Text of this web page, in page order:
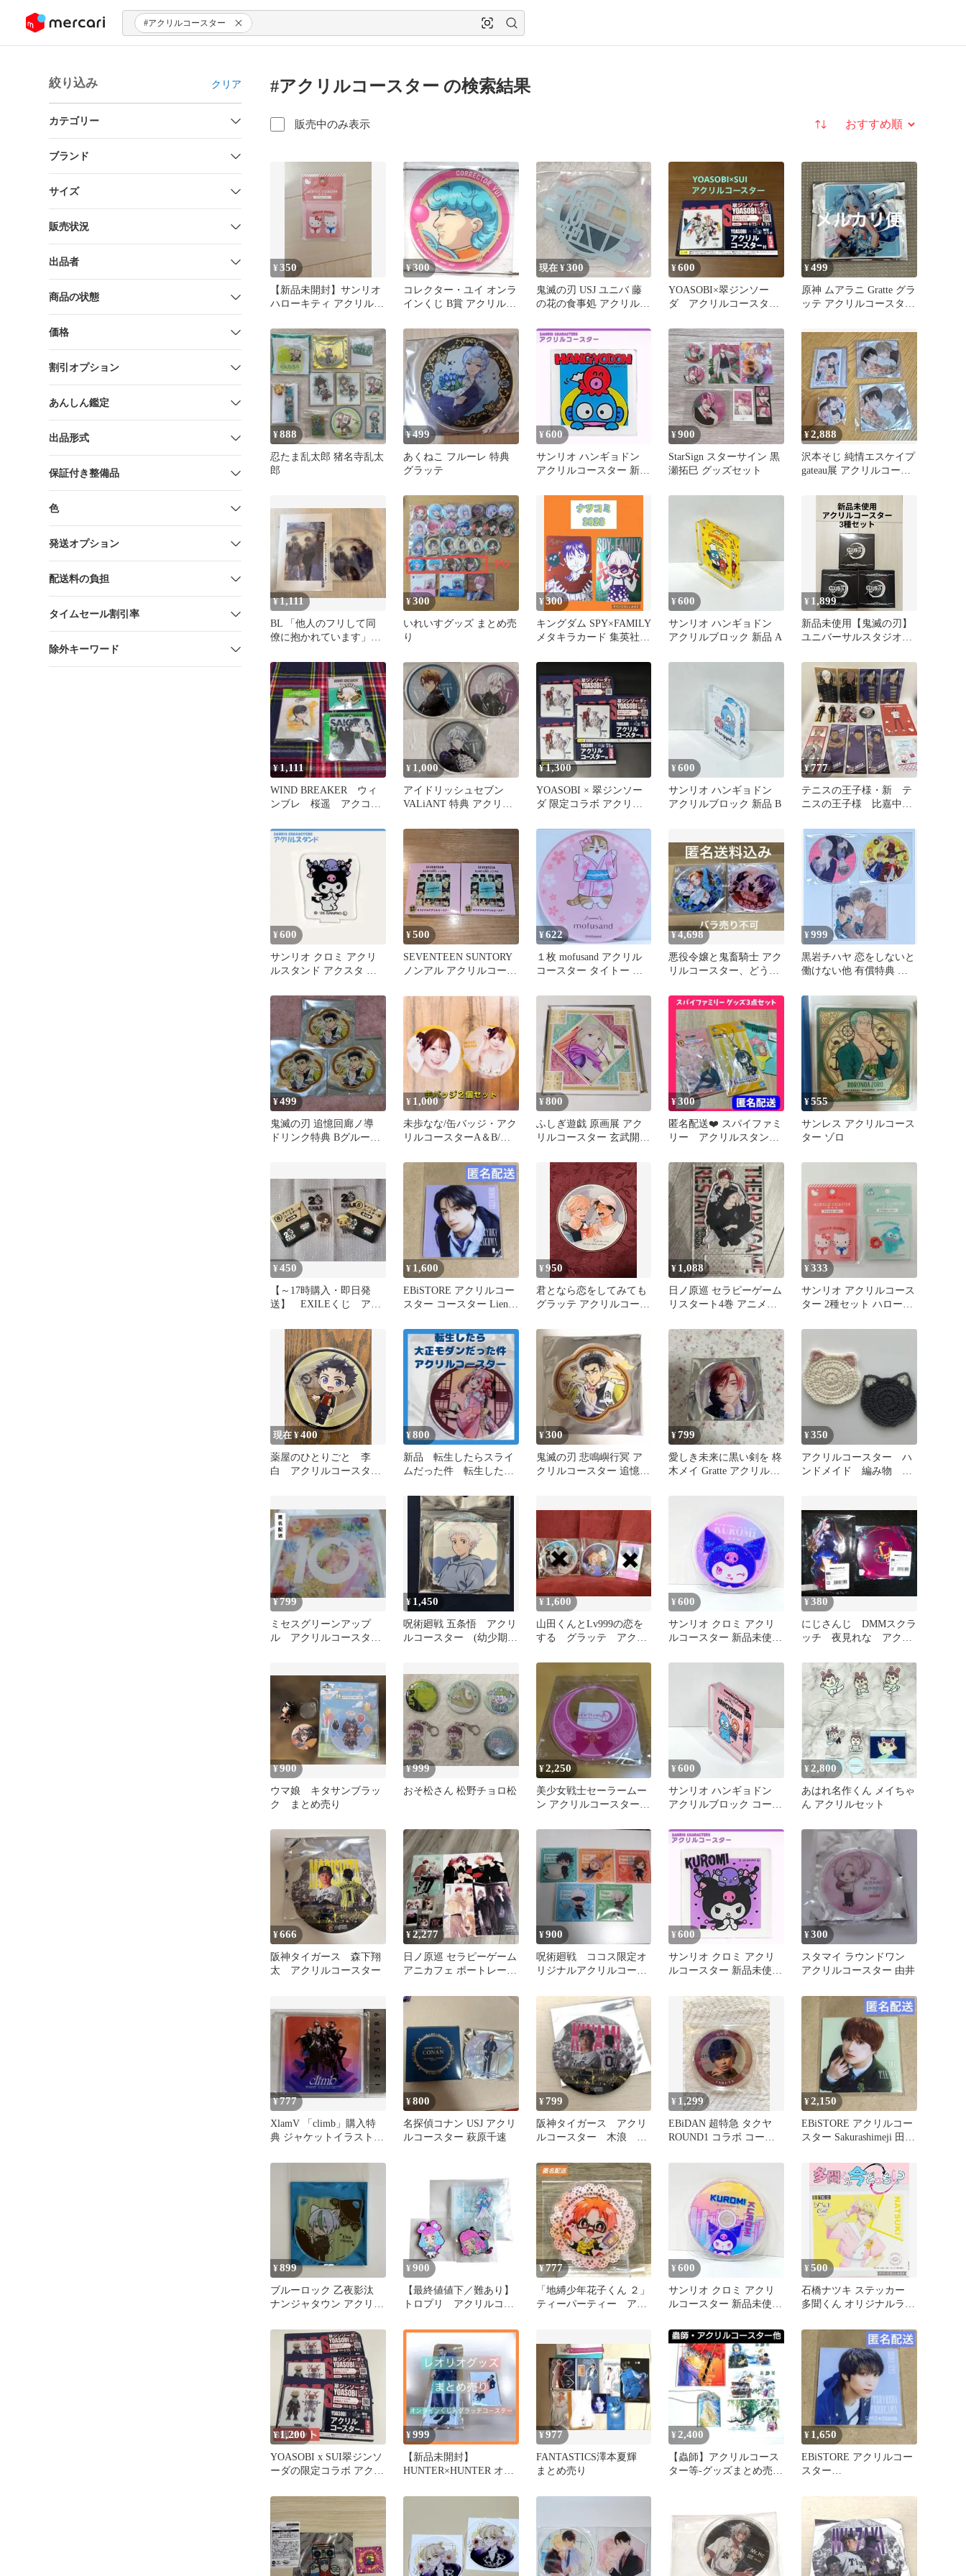
ツにスキップ #アクリルコースター
絞り込み クリア
カテゴリー
ブランド
サイズ
販売状況
出品者
商品の状態
価格
割引オプション
あんしん鑑定
出品形式
保証付き整備品
色
発送オプション
配送料の負担
タイムセール割引率
除外キーワード
#アクリルコースター の検索結果
販売中のみ表示 並び替え
¥350
【新品未開封】サンリオ
ハローキティ アクリルコ
¥300
コレクター・ユイ オンラ
インくじ B賞 アクリルコ
現在 ¥300
鬼滅の刃 USJ ユニバ 藤
の花の食事処 アクリル
¥600
YOASOBI×翠ジンソー
ダ アクリルコースタ
¥499
原神 ムアラニ Gratte グラ
ッテ アクリルコースター
¥888
忍たま乱太郎 猪名寺乱太
郎
¥499
あくねこ フルーレ 特典
グラッテ
¥600
サンリオ ハンギョドン
アクリルコースター 新品
¥900
StarSign スターサイン 黒
瀬拓巳 グッズセット
¥2,888
沢本そじ 純情エスケイプ
gateau展 アクリルコース
¥1,111
BL 「他人のフリして同
僚に抱かれています」コ
コースター
¥300
いれいすグッズ まとめ売
り
¥300
キングダム SPY×FAMILY
メタキラカード 集英社
¥600
サンリオ ハンギョドン
アクリルブロック 新品 A
¥ 1,899
新品未使用【鬼滅の刃】
ユニバーサルスタジオジ
ー セット
¥1,111
WIND BREAKER ウィ
ンブレ 桜遥 アクコー
¥ 1,000
アイドリッシュセブン
VALiANT 特典 アクリル
¥1,300
YOASOBI × 翠ジンソー
ダ 限定コラボ アクリル
¥600
サンリオ ハンギョドン
アクリルブロック 新品 B
¥777
テニスの王子様・新 テ
ニスの王子様 比嘉中学
高校生メンバー
¥600
サンリオ クロミ アクリ
ルスタンド アクスタ 新
¥500
SEVENTEEN SUNTORY
ノンアル アクリルコース
¥622
１枚 mofusand アクリル
コースター タイトー 限
¥4,698
悪役令嬢と鬼畜騎士 アク
リルコースター、どうせ
コースター
¥999
黒岩チハヤ 恋をしないと
働けない他 有償特典 グ
ー 3点
¥499
鬼滅の刃 追憶回廊ノ導
ドリンク特典 Bグループ
¥ 1,000
未歩なな/缶バッジ・アク
リルコースターA＆B/セ
¥800
ふしぎ遊戯 原画展 アク
リルコースター 玄武開伝
¥300
匿名配送❤️ スパイファミ
リー アクリルスタン
リルコースター
¥555
サンレス アクリルコース
ター ゾロ
¥450
【～17時購入・即日発
送】 EXILEくじ アク
メンディー
¥ 1,600
EBiSTORE アクリルコー
スター コースター Lienel
¥950
君となら恋をしてみても
グラッテ アクリルコース
¥ 1,088
日ノ原巡 セラピーゲーム
リスタート4巻 アニメイ
¥333
サンリオ アクリルコース
ター 2種セット ハローキ
現在 ¥400
薬屋のひとりごと 李
白 アクリルコースタ
¥800
新品 転生したらスライ
ムだった件 転生したら
ースタ シュナ
¥300
鬼滅の刃 悲鳴嶼行冥 ア
クリルコースター 追憶回
¥799
愛しき未来に黒い剣を 柊
木メイ Gratte アクリルコ
¥350
アクリルコースター ハ
ンドメイド 編み物 ネ
¥799
ミセスグリーンアップ
ル アクリルコースタ
¥ 1,450
呪術廻戦 五条悟 アクリ
ルコースター (幼少期)
¥ 1,600
山田くんとLv999の恋を
する グラッテ アクリ
¥600
サンリオ クロミ アクリ
ルコースター 新品未使用
¥380
にじさんじ DMMスクラ
ッチ 夜見れな アクス
¥900
ウマ娘 キタサンブラッ
ク まとめ売り
¥999
おそ松さん 松野チョロ松
¥2,250
美少女戦士セーラームー
ン アクリルコースター
¥600
サンリオ ハンギョドン
アクリルブロック コース
¥2,800
あはれ名作くん メイちゃ
ん アクリルセット
¥666
阪神タイガース 森下翔
太 アクリルコースター
¥2,277
日ノ原巡 セラピーゲーム
アニカフェ ポートレー
ドセット
¥900
呪術廻戦 ココス限定オ
リジナルアクリルコース
¥600
サンリオ クロミ アクリ
ルコースター 新品未使用
¥300
スタマイ ラウンドワン
アクリルコースター 由井
¥777
XlamV 「climb」購入特
典 ジャケットイラスト
¥800
名探偵コナン USJ アクリ
ルコースター 萩原千速
¥ 799
阪神タイガース アクリ
ルコースター 木浪 新
¥ 1,299
EBiDAN 超特急 タクヤ
ROUND1 コラボ コース
¥2,150
EBiSTORE アクリルコー
スター Sakurashimeji 田中
¥899
ブルーロック 乙夜影汰
ナンジャタウン アクリル
カー
¥ 900
【最終値値下／難あり】
トロプリ アクリルコー
アラメール）
¥777
「地縛少年花子くん ２」
ティーパーティー アク
¥600
サンリオ クロミ アクリ
ルコースター 新品未使用
¥500
石橋ナツキ ステッカー
多聞くん オリジナルラベ
¥1,200
YOASOBI x SUI翠ジンソ
ーダの限定コラボ アクリ
¥999
【新品未開封】
HUNTER×HUNTER オン
ースター
¥977
FANTASTICS澤本夏輝
まとめ売り
¥2,400
【蟲師】アクリルコース
ター等-グッズまとめ売
¥ 1,650
EBiSTORE アクリルコー
スター
ドラ 古川毅